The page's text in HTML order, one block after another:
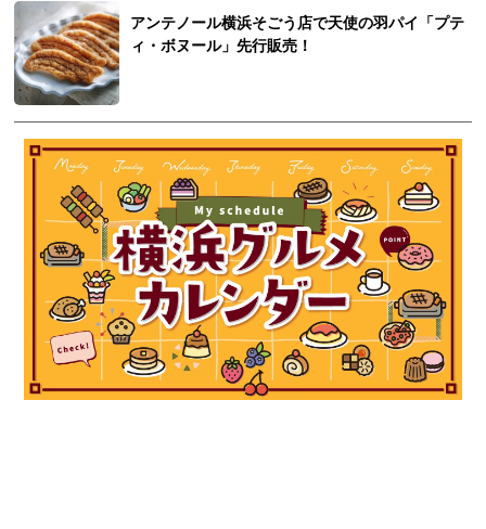
アンテノール横浜そごう店で天使の羽パイ「プテ
ィ・ボヌール」先行販売！